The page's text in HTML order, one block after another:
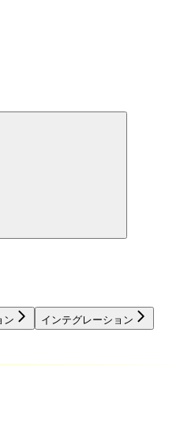
ン
インテグレーション